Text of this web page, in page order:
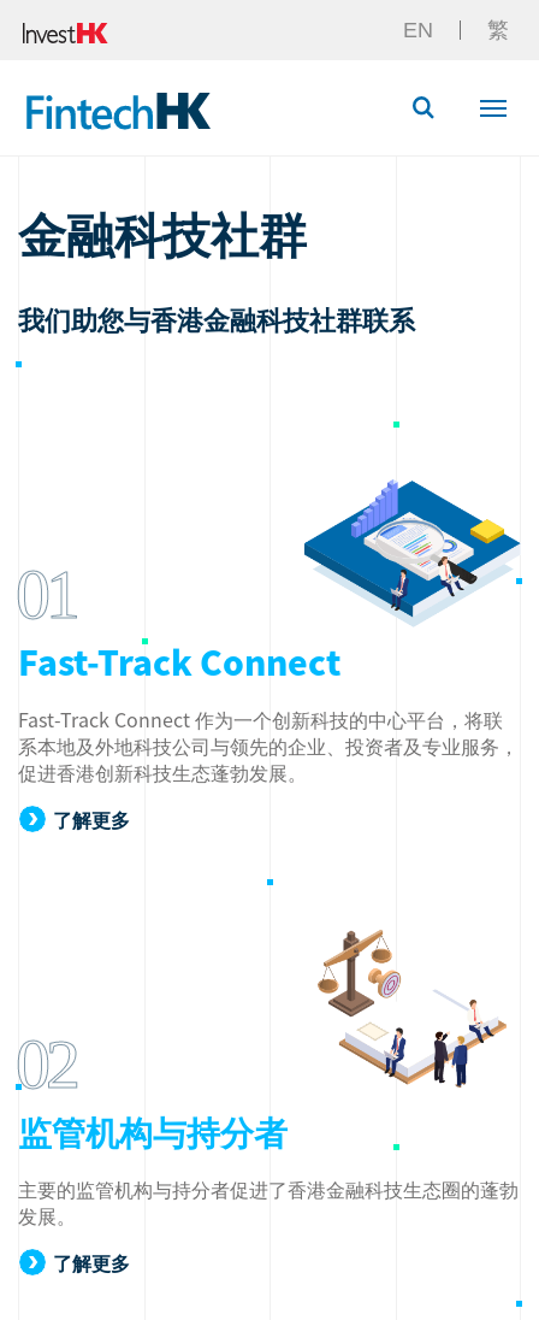
EN 繁
Button
金融科技社群
我们助您与香港金融科技社群联系
01
Fast-Track Connect
Fast-Track Connect 作为一个创新科技的中心平台，将联
系本地及外地科技公司与领先的企业、投资者及专业服务，
促进香港创新科技生态蓬勃发展。
了解更多
02
监管机构与持分者
主要的监管机构与持分者促进了香港金融科技生态圈的蓬勃
发展。
了解更多